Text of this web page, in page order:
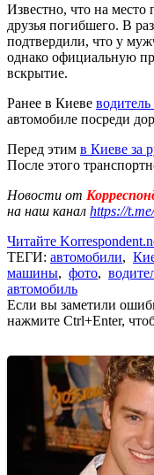
Известно, что на
друзья погибшего. В
подтвердили, что у
однако официальную
вскрытие.
Ранее в Киеве
автомобиле посреди
Перед этим в Киеве за
После этого
Новости от
на наш канал https://
Читайте
ТЕГИ: автомобили,
машины, фото,
автомобиль
Если вы заметили
нажмите Ctrl+Enter,